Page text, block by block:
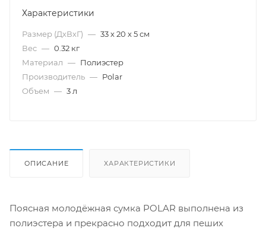
Характеристики
Размер (ДхВхГ) — 33 х 20 х 5 см
Вес — 0.32 кг
Материал — Полиэстер
Производитель — Polar
Объем — 3 л
ОПИСАНИЕ ХАРАКТЕРИСТИКИ
Поясная молодёжная сумка POLAR выполнена из
полиэстера и прекрасно подходит для пеших